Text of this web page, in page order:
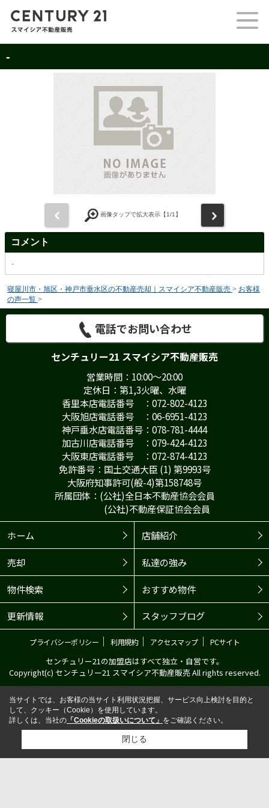
-
画像タップで拡大表示【1/1】
コメント
-
寝屋川市・旭区・神戸市垂水区の不動産売却｜スマイシア不動産販売 > お客様
の声一覧 >
電話でお問い合わせ
センチュリー21 スマイシア不動産販売
営業時間：10:00～20:00
定休日：第1,3火曜、水曜
香里本店電話番号 ：072-802-4123
大阪旭店電話番号 ：06-6951-4123
神戸垂水店電話番号：078-781-4444
加古川店電話番号 ：079-424-4123
大阪東店電話番号 ：072-874-4123
免許番号：国土交通大臣 (1) 第9993号
大阪府知事許可(般-4)第158748号
所属団体：(公社)全日本不動産協会会員
(公社)不動産保証協会会員
ホーム
店舗紹介
売却 私達の強み
物件検索 おすすめ物件
更新情報 スタッフブログ
プライバシーポリシー ｜ 利用規約｜ アクセスマップ｜ PCサイト
センチュリー21の加盟店はすべて独立・自営です。
Copyright(c) センチュリー21 スマイシア不動産販売 All rights reserved.
当サイトでは、お客様の当サイト利用状況把握、サービス向上検討を目的と
して、クッキー（Cookie）を使用しています。
詳しくは、当社の 「Cookieの取扱いについて」 をご確認ください。
閉じる